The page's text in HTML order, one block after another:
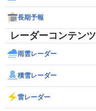
長期予報
レーダーコンテンツ
雨雲レーダー
積雪レーダー
雷レーダー